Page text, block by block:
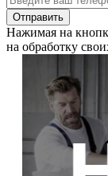
Отправить
Нажимая на
на обработку